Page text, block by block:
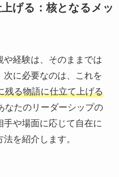
げる：核となるメッ
や経験は、そのままでは
に必要なのは、これを
残る物語に仕立て上げる
なたのリーダーシップの
や場面に応じて自在に
を紹介します。